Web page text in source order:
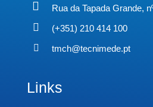
Rua da Tapada Grande,
(+351) 210 414 100
tmch@tecnimede.pt
Links